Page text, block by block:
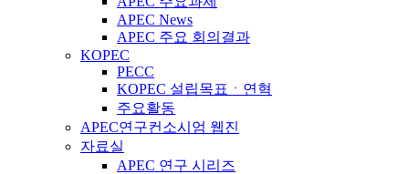
APEC News
APEC 주요 회의결과
KOPEC
PECC
KOPEC 설립목표ㆍ연혁
주요활동
APEC연구컨소시엄 웹진
자료실
APEC 연구 시리즈